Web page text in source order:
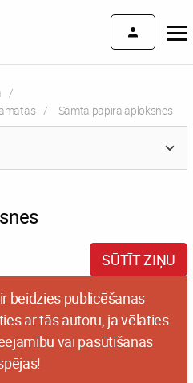
Current:
Samta papīra aploksnes
SŪTĪT ZIŅU
beidzies publicēšanas
ar tās autoru, ja vēlaties
vai pasūtīšanas